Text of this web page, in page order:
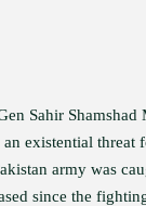
Sahir
existential
army was
since the